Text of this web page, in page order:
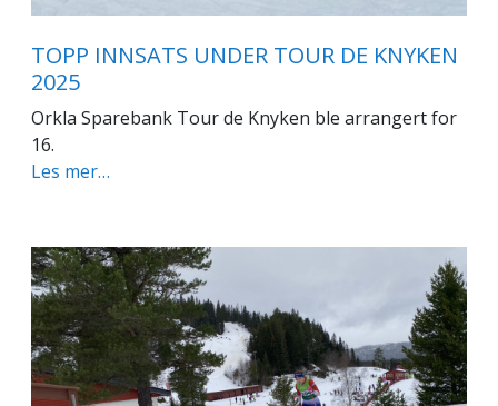
TOPP INNSATS UNDER TOUR DE KNYKEN
2025
Orkla Sparebank Tour de Knyken ble arrangert for
16.
Les mer…